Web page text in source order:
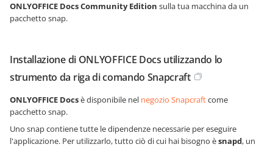
ONLYOFFICE DocsCommunity Edition sulla tua macchina da un
pacchetto snap.
Installazione di ONLYOFFICE Docs utilizzando lo
strumento da riga di comando Snapcraft
ONLYOFFICE Docsè disponibile nel negozio Snapcraftcome
pacchetto snap.
Uno snap contiene tutte le dipendenze necessarie per eseguire
l'applicazione. Per utilizzarlo, tutto ciò di cui hai bisogno èsnapd, un